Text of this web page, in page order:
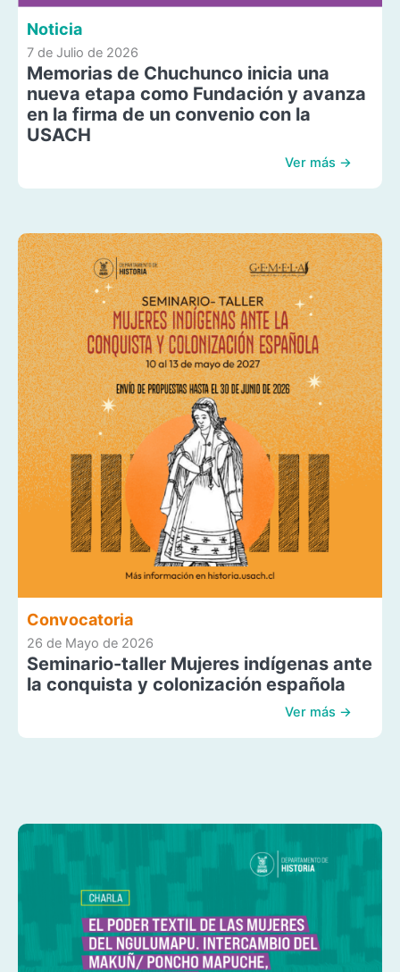
Noticia
7 de Julio de 2026
Memorias de Chuchunco inicia una
nueva etapa como Fundación y avanza
en la firma de un convenio con la
USACH
Ver más →
Convocatoria
26 de Mayo de 2026
Seminario-taller Mujeres indígenas ante
la conquista y colonización española
Ver más →